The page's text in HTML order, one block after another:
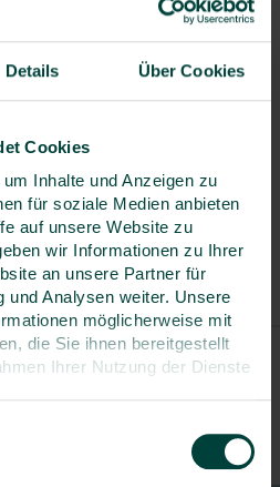
Details Über Cookies
Cookies
Inhalte und Anzeigen zu
für soziale Medien anbieten
auf unsere Website zu
wir Informationen zu Ihrer
an unsere Partner für
und Analysen weiter. Unsere
möglicherweise mit
die Sie ihnen bereitgestellt
Ihrer Nutzung der Dienste
Seminarpreis
669 €
zzgl. MwSt.
MwSt.
ist bereits erreicht.